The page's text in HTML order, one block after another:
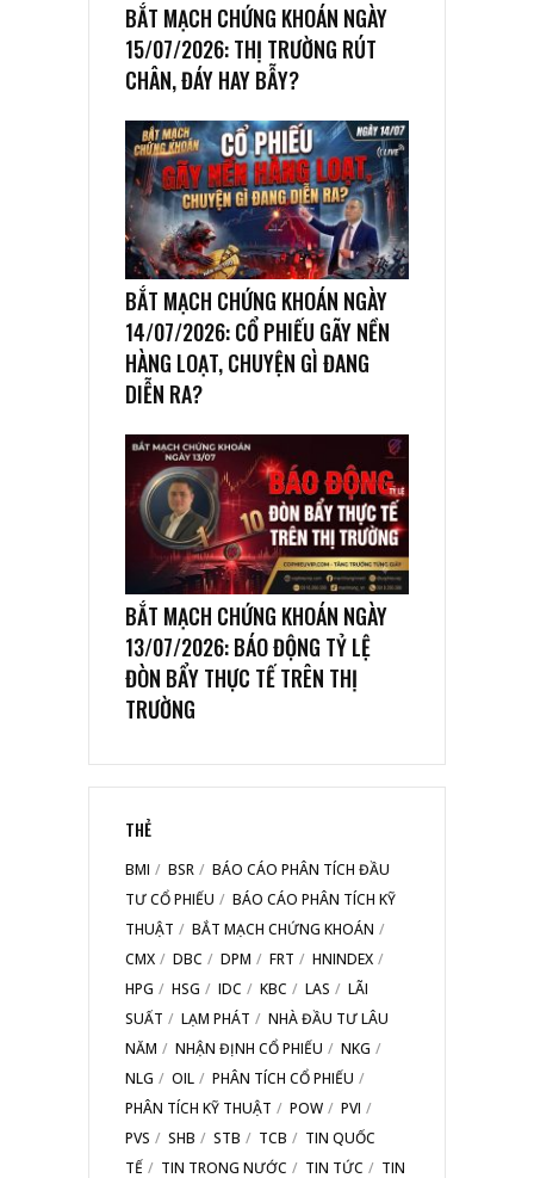
BẮT MẠCH CHỨNG KHOÁN NGÀY
15/07/2026: THỊ TRƯỜNG RÚT
CHÂN, ĐÁY HAY BẪY?
BẮT MẠCH CHỨNG KHOÁN NGÀY
14/07/2026: CỔ PHIẾU GÃY NỀN
HÀNG LOẠT, CHUYỆN GÌ ĐANG
DIỄN RA?
BẮT MẠCH CHỨNG KHOÁN NGÀY
13/07/2026: BÁO ĐỘNG TỶ LỆ
ĐÒN BẨY THỰC TẾ TRÊN THỊ
TRƯỜNG
THẺ
BMI BSR
BÁO CÁO PHÂN TÍCH ĐẦU
TƯ CỔ PHIẾU
BÁO CÁO PHÂN TÍCH KỸ
THUẬT
BẮT MẠCH CHỨNG KHOÁN
CMX
DBC DPM FRT
HNINDEX
HPG
HSG IDC KBC LAS
LÃI
SUẤT
LẠM PHÁT
NHÀ ĐẦU TƯ LÂU
NĂM
NHẬN ĐỊNH CỔ PHIẾU
NKG
NLG
OIL
PHÂN TÍCH CỔ PHIẾU
PHÂN TÍCH KỸ THUẬT
POW
PVI
PVS
SHB STB TCB
TIN QUỐC
TẾ
TIN TRONG NƯỚC TIN TỨC TIN